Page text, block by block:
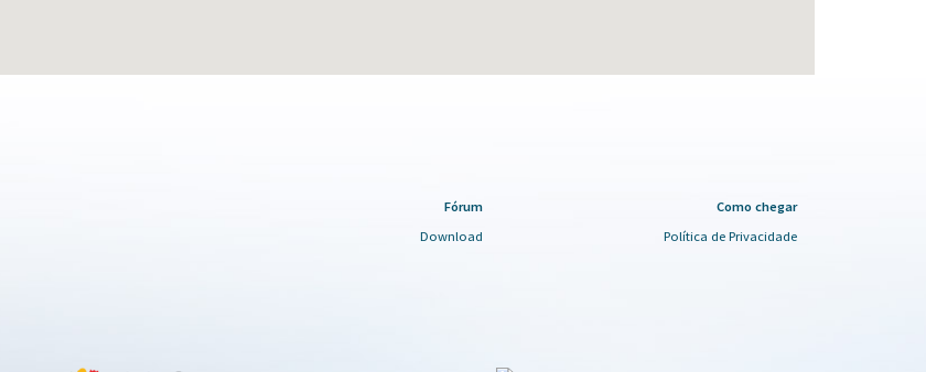
Fórum
Download
Como chegar
Política de Privacidade